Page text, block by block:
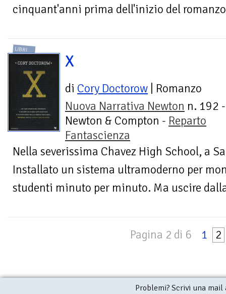
cinquant'anni prima dell'inizio del
LIBRI
X
di Cory Doctorow | Romanzo
Nuova Narrativa Newton n. 192 -
Newton & Compton - Reparto
Fantascienza
Nella severissima Chavez High School, a
Installato un sistema ultramoderno per
studenti minuto per minuto. Ma uscire
Pagina 2 di 6 1 2
Problemi? Scrivi una